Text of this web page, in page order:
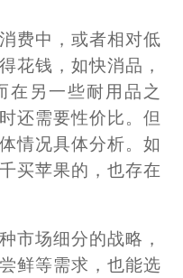
费中，或者相对低
花钱，如快消品，
在另一些耐用品之
还需要性价比。但
情况具体分析。如
买苹果的，也存在
市场细分的战略，
鲜等需求，也能选